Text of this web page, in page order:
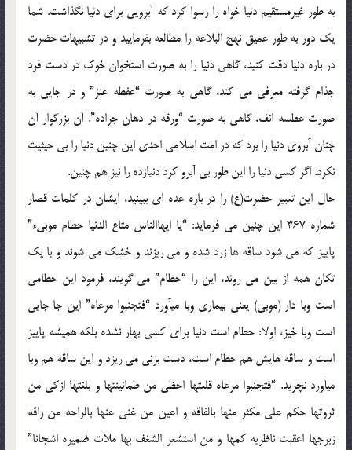
به طور غیرمستقیم دنیا خواه را رسوا کرد که آبرویی برای دنیا نگذاشت. شما
یک دور به طور عمیق نهج البلاغه را مطالعه بفرمایید و در تشبیهات حضرت
در باره دنیا دقت کنید، گاهی دنیا را به صورت استخوان خوک در دست فرد
جذام گرفته معرفی می کند، گاهی به صورت “عفطه عنز” و در جایی به
صورت عطسه انف، گاهی به صورت “ورقه در دهان جراده”. آن بزرگوار آن
چنان آبروی دنیا را برد که در امت اسلامی احدی این چنین دنیا را بی حیثیت
نکرد. اگر کسی دنیا را این طور بی آبرو کرد دنیازده را نیز هم چنین.
حال این تعبیر حضرت(ع) را در باره عده ای ببینید، ایشان در کلمات قصار
شماره 367 این چنین می فرماید: “یا ایهاالناس متاع الدنیا حطام موبی‏ء”
پاییز که می شود ساقه ها زرد شده و می ریزند و خشک می شوند و با یک
تکان همه از بین می روند، این را “حطام” می گویند، فرمود این حطامی
است وبا دار (موبی) یعنی بیماری وبا می‏آورد “فتجنبوا مرعاه” این جا جایی
است وبا خیز، اولا: حطام است دنیا برای کسی بهار نشده بلکه همیشه پاییز
است و ساقه هایش هم حطام است، دست بزنی می ریزد و این ساقه هم وبا
می‏آورد نچرید. “فتجنبوا مرعاه قلعتها احظی من طمانینتها و بلغتها ازکی من
ثروتها حکم علی مکثر منها بالفاقه و اعین من غنی عنها بالراحه من راقه
زبرجها اعقبت ناظریه کمها و من استشعر الشغف بها ملات ضمیره اشجانا”